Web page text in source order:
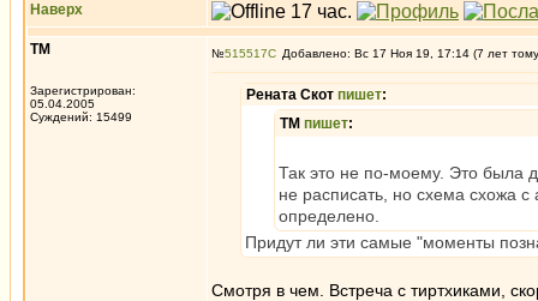
Наверх
ТМ
Зарегистрирован:
05.04.2005
Суждений: 15499
№515517 Добавлено: Вс 17 Ноя 19, 17:14 (7 лет
Рената Скот пишет:
ТМ пишет:
Так это не по-моему. Это была
не расписать, но схема схожа
определено.
Придут ли эти самые "моменты
Смотря в чем. Встреча с тиртхиками,